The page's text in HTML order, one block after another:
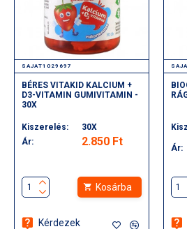
SAJAT1029697
BÉRES VITAKID KALCIUM +
D3-VITAMIN GUMIVITAMIN -
30X
Kiszerelés:
30X
Ár:
2.850 Ft
Kosárba
Kérdezek
Ár: